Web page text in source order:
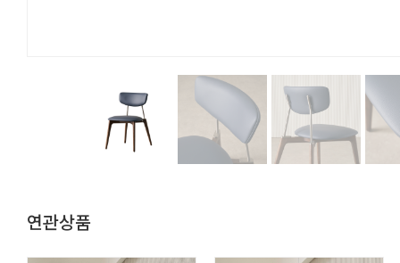
연관상품